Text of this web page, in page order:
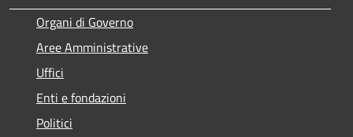
Organi di Governo
Aree Amministrative
Uffici
Enti e fondazioni
Politici